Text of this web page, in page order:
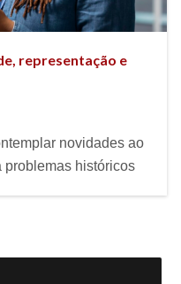
representação e
novidades ao
problemas históricos